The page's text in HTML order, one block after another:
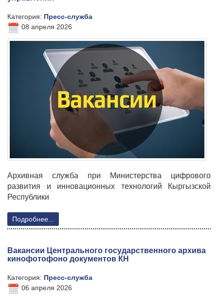
Категория: Пресс-служба
08 апреля 2026
Архивная служба при Министерства цифрового
развития и инновационных технологий Кыргызской
Республики
Подробнее...
Вакансии Центрального государственного архива
кинофотофоно документов КH
Категория: Пресс-служба
06 апреля 2026